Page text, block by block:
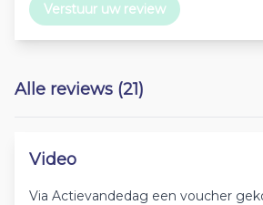
Verstuur uw review
Alle reviews (21)
Video
Via Actievandedag een voucher